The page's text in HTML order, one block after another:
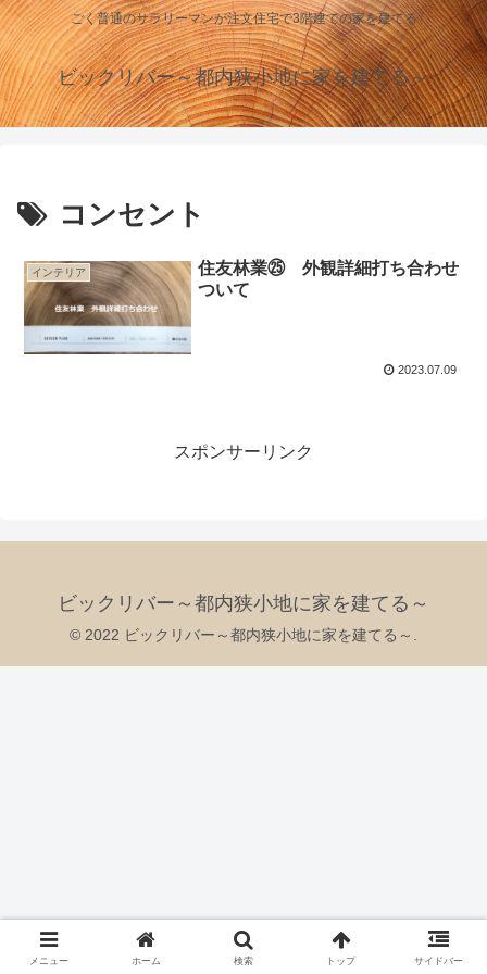
ごく普通のサラリーマンが注文住宅で3階建ての家を建てる
ビックリバー～都内狭小地に家を建てる～
コンセント
インテリア
住友林業㉕ 外観詳細打ち合わせ
ついて
2023.07.09
スポンサーリンク
ビックリバー～都内狭小地に家を建てる～
© 2022 ビックリバー～都内狭小地に家を建てる～.
メニュー ホーム 検索 トップ サイドバー